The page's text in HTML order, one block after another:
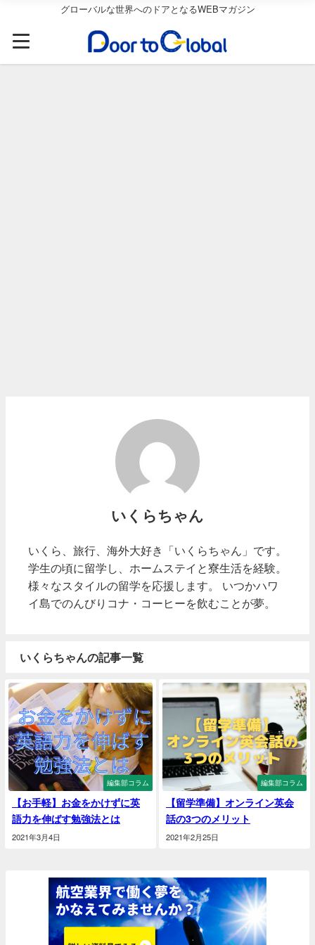
グローバルな世界へのドアとなるWEBマガジン
いくらちゃん
いくら、旅行、海外大好き「いくらちゃん」です。
学生の頃に留学し、ホームステイと寮生活を経験。
様々なスタイルの留学を応援します。 いつかハワ
イ島でのんびりコナ・コーヒーを飲むことが夢。
いくらちゃんの記事一覧
編集部コラム
【お手軽】お金をかけずに英
語力を伸ばす勉強法とは
2021年3月4日
編集部コラム
【留学準備】オンライン英会
話の3つのメリット
2021年2月25日